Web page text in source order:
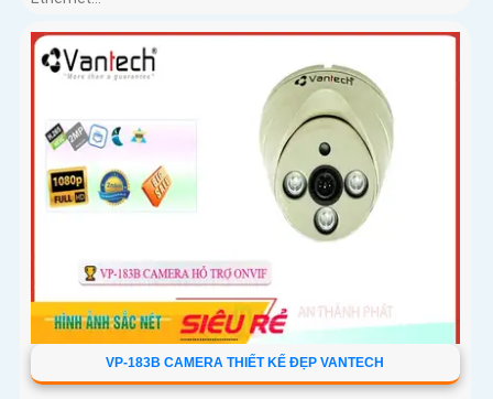
VP-183B CAMERA THIẾT KẾ ĐẸP VANTECH